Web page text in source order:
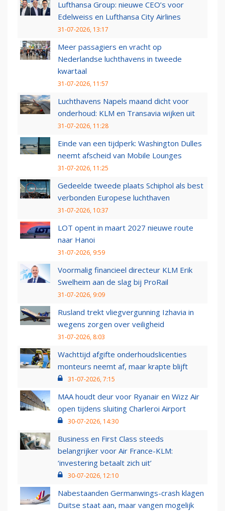
Lufthansa Group: nieuwe CEO’s voor
Edelweiss en Lufthansa City Airlines
31-07-2026, 13:17
Meer passagiers en vracht op
Nederlandse luchthavens in tweede
kwartaal
31-07-2026, 11:57
Luchthavens Napels maand dicht voor
onderhoud: KLM en Transavia wijken uit
31-07-2026, 11:28
Einde van een tijdperk: Washington Dulles
neemt afscheid van Mobile Lounges
31-07-2026, 11:25
Gedeelde tweede plaats Schiphol als best
verbonden Europese luchthaven
31-07-2026, 10:37
LOT opent in maart 2027 nieuwe route
naar Hanoi
31-07-2026, 9:59
Voormalig financieel directeur KLM Erik
Swelheim aan de slag bij ProRail
31-07-2026, 9:09
Rusland trekt vliegvergunning Izhavia in
wegens zorgen over veiligheid
31-07-2026, 8:03
Wachttijd afgifte onderhoudslicenties
monteurs neemt af, maar krapte blijft
31-07-2026, 7:15
MAA houdt deur voor Ryanair en Wizz Air
open tijdens sluiting Charleroi Airport
30-07-2026, 14:30
Business en First Class steeds
belangrijker voor Air France-KLM:
‘investering betaalt zich uit’
30-07-2026, 12:10
Nabestaanden Germanwings-crash klagen
Duitse staat aan, maar vangen mogelijk